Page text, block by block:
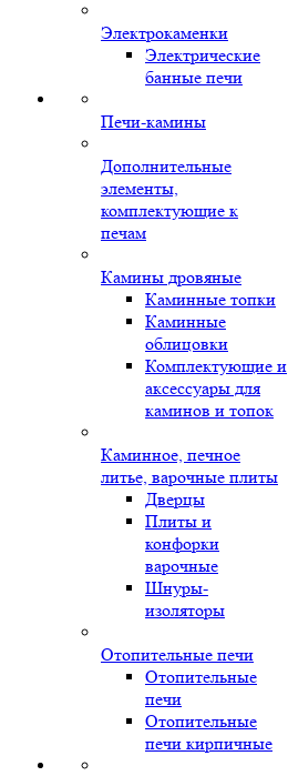
Электрокаменки
Электрические
банные печи
Печи-камины
Дополнительные
элементы,
комплектующие к
печам
Камины дровяные
Каминные топки
Каминные
облицовки
Комплектующие и
аксессуары для
каминов и топок
Каминное, печное
литье, варочные плиты
Дверцы
Плиты и
конфорки
варочные
Шнуры-
изоляторы
Отопительные печи
Отопительные
печи
Отопительные
печи кирпичные